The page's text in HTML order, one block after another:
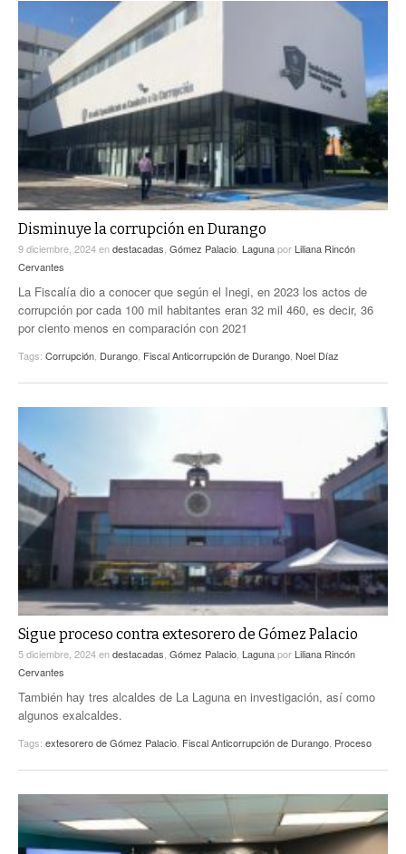
Disminuye la corrupción en Durango
9 diciembre, 2024endestacadas Gómez Palacio Lagunapor Liliana Rincón
Cervantes
La Fiscalía dio a conocer que según el Inegi, en 2023 los actos de
corrupción por cada 100 mil habitantes eran 32 mil 460, es decir, 36
por ciento menos en comparación con 2021
Tags: Corrupción Durango Fiscal Anticorrupción de Durango Noel Díaz
Sigue proceso contra extesorero de Gómez Palacio
5 diciembre, 2024endestacadas, Gómez Palacio, Lagunapor Liliana Rincón
Cervantes
También hay tres alcaldes de La Laguna en investigación, así como
algunos exalcaldes.
Tags: extesorero de Gómez Palacio, Fiscal Anticorrupción de Durango, Proceso